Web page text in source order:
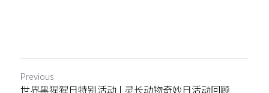
Previous
世界黑猩猩日特别活动 | 灵长动物奇妙日活动回顾